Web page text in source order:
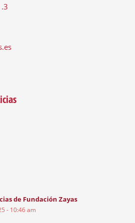
de Fundación Zayas
- 10:46 am